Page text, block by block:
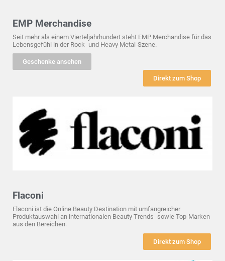
EMP Merchandise
Seit mehr als einem Vierteljahrhundert steht EMP Merchandise für das
Lebensgefühl in der Rock- und Heavy Metal-Szene.
Geschenke ansehen
Direkt zum Shop
Flaconi
Flaconi ist die Online Beauty Destination mit umfangreicher
Produktauswahl an internationalen Beauty Trends- sowie Top-Marken
aus den Bereichen.
Direkt zum Shop